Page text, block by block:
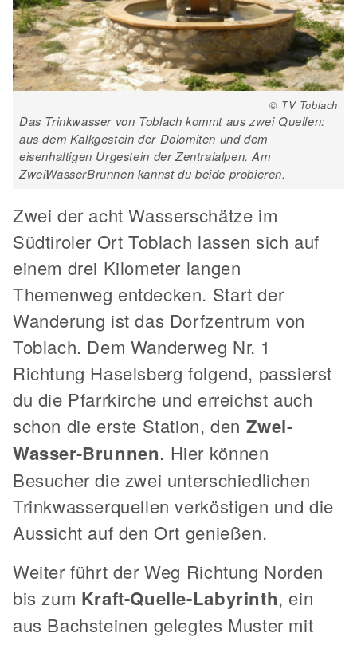
© TV Toblach
Das Trinkwasser von Toblach kommt aus zwei Quellen:
aus dem Kalkgestein der Dolomiten und dem
eisenhaltigen Urgestein der Zentralalpen. Am
ZweiWasserBrunnen kannst du beide probieren.
Zwei der acht Wasserschätze im
Südtiroler Ort Toblach lassen sich auf
einem drei Kilometer langen
Themenweg entdecken. Start der
Wanderung ist das Dorfzentrum von
Toblach. Dem Wanderweg Nr. 1
Richtung Haselsberg folgend, passierst
du die Pfarrkirche und erreichst auch
schon die erste Station, den Zwei-
Wasser-Brunnen. Hier können
Besucher die zwei unterschiedlichen
Trinkwasserquellen verköstigen und die
Aussicht auf den Ort genießen.
Weiter führt der Weg Richtung Norden
bis zum Kraft-Quelle-Labyrinth, ein
aus Bachsteinen gelegtes Muster mit